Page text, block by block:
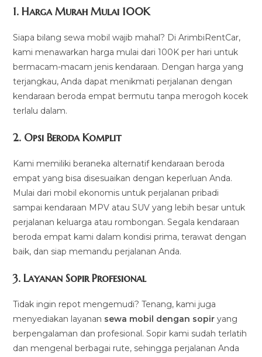
1.Harga Murah Mulai 100K
Siapa bilang sewa mobil wajib mahal? Di ArimbiRentCar,
kami menawarkan harga mulai dari 100K per hari untuk
bermacam-macam jenis kendaraan. Dengan harga yang
terjangkau, Anda dapat menikmati perjalanan dengan
kendaraan beroda empat bermutu tanpa merogoh kocek
terlalu dalam.
2. Opsi Beroda Komplit
Kami memiliki beraneka alternatif kendaraan beroda
empat yang bisa disesuaikan dengan keperluan Anda.
Mulai dari mobil ekonomis untuk perjalanan pribadi
sampai kendaraan MPV atau SUV yang lebih besar untuk
perjalanan keluarga atau rombongan. Segala kendaraan
beroda empat kami dalam kondisi prima, terawat dengan
baik, dan siap memandu perjalanan Anda.
3.Layanan Sopir Profesional
Tidak ingin repot mengemudi? Tenang, kami juga
menyediakan layanan sewa mobil dengan sopir yang
berpengalaman dan profesional. Sopir kami sudah terlatih
dan mengenal berbagai rute, sehingga perjalanan Anda